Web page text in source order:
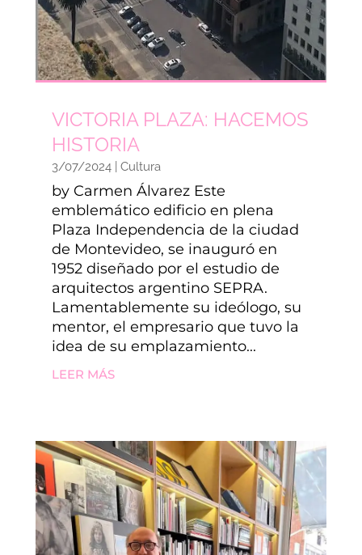
VICTORIA PLAZA: HACEMOS
HISTORIA
3/07/2024| Cultura
by Carmen Álvarez Este
emblemático edificio en plena
Plaza Independencia de la ciudad
de Montevideo, se inauguró en
1952 diseñado por el estudio de
arquitectos argentino SEPRA.
Lamentablemente su ideólogo, su
mentor, el empresario que tuvo la
idea de su emplazamiento...
LEER MÁS